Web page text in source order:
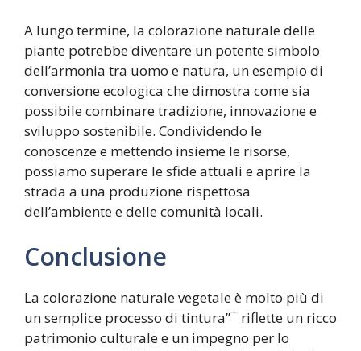
A lungo termine, la colorazione naturale delle
piante potrebbe diventare un potente simbolo
dell’armonia tra uomo e natura, un esempio di
conversione ecologica che dimostra come sia
possibile combinare tradizione, innovazione e
sviluppo sostenibile. Condividendo le
conoscenze e mettendo insieme le risorse,
possiamo superare le sfide attuali e aprire la
strada a una produzione rispettosa
dell’ambiente e delle comunità locali.
Conclusione
La colorazione naturale vegetale è molto più di
un semplice processo di tintura”¯ riflette un ricco
patrimonio culturale e un impegno per lo